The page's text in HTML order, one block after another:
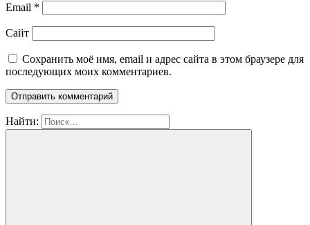
Email *
Сайт
Сохранить моё имя, email и адрес сайта в этом браузере для
последующих моих комментариев.
Найти: